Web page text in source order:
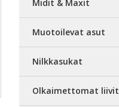
Midit & Maxit
Muotoilevat asut
Nilkkasukat
Olkaimettomat liivit